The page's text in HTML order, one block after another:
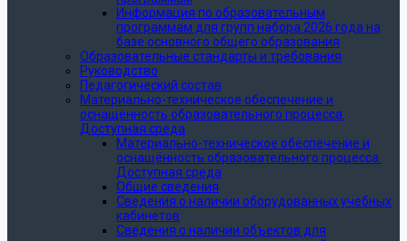
Информация по образовательным
программам для групп набора 2026 года на
базе основного общего образования
Образовательные стандарты и требования
Руководство
Педагогический состав
Материально-техническое обеспечение и
оснащённость образовательного процесса.
Доступная среда
Материально-техническое обеспечение и
оснащённость образовательного процесса.
Доступная среда
Общие сведения
Сведения о наличии оборудованных учебных
кабинетов
Сведения о наличии объектов для